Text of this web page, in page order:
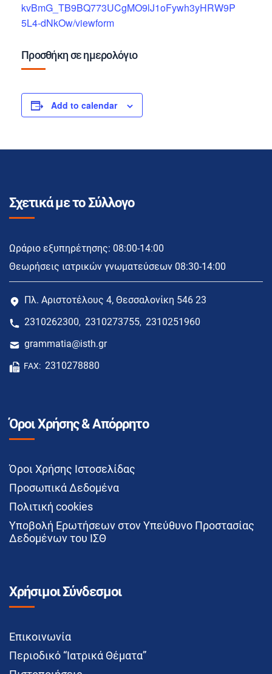
kvBmG_TB9BQ773UCgMO9lJ1oFywh3yHRW9P
5L4-dNkOw/viewform
Προσθήκη σε ημερολόγιο
Add to calendar
Σχετικά με το Σύλλογο
Ωράριο εξυπηρέτησης: 08:00-14:00
Θεωρήσεις ιατρικών γνωματεύσεων 08:30-14:00
Πλ. Αριστοτέλους 4, Θεσσαλονίκη 546 23
2310262300, 2310273755, 2310251960
grammatia@isth.gr
FAX: 2310278880
Όροι Χρήσης & Απόρρητο
Όροι Χρήσης Ιστοσελίδας
Προσωπικά Δεδομένα
Πολιτική cookies
Υποβολή Ερωτήσεων στον Υπεύθυνο Προστασίας
Δεδομένων του ΙΣΘ
Χρήσιμοι Σύνδεσμοι
Επικοινωνία
Περιοδικό “Ιατρικά Θέματα”